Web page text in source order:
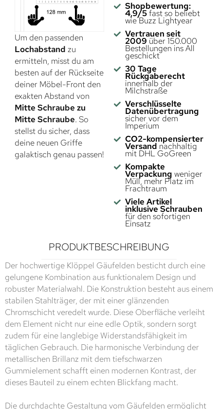
Um den passenden
Lochabstand zu
ermitteln, misst du am
besten auf der Rückseite
deiner Möbel-Front den
exakten Abstand von
Mitte Schraube zu
Mitte Schraube. So
stellst du sicher, dass
deine neuen Griffe
galaktisch genau passen!
Shopbewertung:
4,9/5fast so beliebt
wie Buzz Lightyear
Vertrauen seit
2009 über 150.000
Bestellungen ins All
geschickt
30 Tage
Rückgaberecht
innerhalb der
Milchstraße
Verschlüsselte
Datenübertragung
sicher vor dem
Imperium
CO2-kompensierter
Versand nachhaltig
mit DHL GoGreen
Kompakte
Verpackung weniger
Müll, mehr Platz im
Frachtraum
Viele Artikel
inklusive Schrauben
für den sofortigen
Einsatz
PRODUKTBESCHREIBUNG
Der hochwertige Klöppel Gäufelden besticht durch eine
gelungene Kombination aus funktionalem Design und
robuster Materialwahl. Die Konstruktion besteht aus einem
stabilen Stahlträger, der mit einer glänzenden
Chromschicht veredelt wurde. Diese Oberfläche verleiht
dem Element nicht nur eine edle Optik, sondern sorgt
zudem für eine langlebige Widerstandsfähigkeit im
täglichen Gebrauch. Die harmonische Verbindung der
metallischen Brillanz mit dem tiefschwarzen
Gummielement schafft einen modernen Kontrast, der
dieses Bauteil zu einem echten Blickfang macht.
Die durchdachte Gestaltung vom Gäufelden ermöglicht